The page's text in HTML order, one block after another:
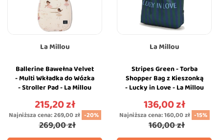
La Millou
Ballerine Bawełna Velvet
- Multi Wkładka do Wózka
- Stroller Pad - La Millou
Cena
215,20 zł
Najniższa cena:269,00 zł -20%
269,00 zł
La Millou
Stripes Green - Torba
Shopper Bag z Kieszonką
- Lucky in Love - La Millou
Cena
136,00 zł
Najniższa cena:160,00 zł -15%
160,00 zł